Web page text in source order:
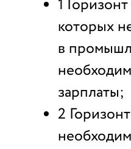
1
которых
в
зарплаты;
2